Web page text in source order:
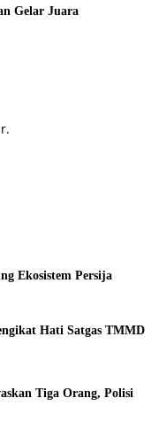
Gelar Juara
Ekosistem Persija
Hati Satgas TMMD
Tiga Orang, Polisi